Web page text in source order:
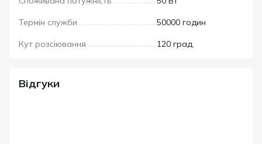
Термін служби 50000 годин
Кут розсіювання 120 град.
Відгуки